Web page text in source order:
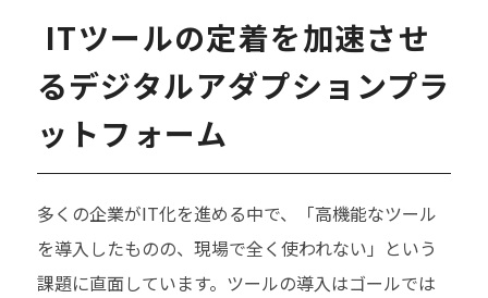
ITツールの定着を加速させ
るデジタルアダプションプラ
ットフォーム
多くの企業がIT化を進める中で、「高機能なツール
を導入したものの、現場で全く使われない」という
課題に直面しています。ツールの導入はゴールでは